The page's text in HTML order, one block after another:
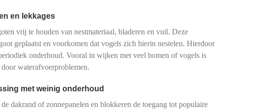
en lekkages
vrij te houden van nestmateriaal, bladeren en vuil. Deze
geplaatst en voorkomen dat vogels zich hierin nestelen. Hierdoor
onderhoud. Vooral in wijken met veel bomen of vogels is
waterafvoerproblemen.
met weinig onderhoud
dakrand of zonnepanelen en blokkeren de toegang tot populaire